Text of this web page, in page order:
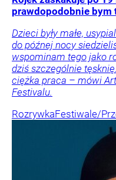
prawdopodobnie bym
Dzieci były małe,
do późnej nocy
wspominam tego jako
dziś szczególnie
ciężka praca – mówi
Festivalu.
RozrywkaFestiwale/